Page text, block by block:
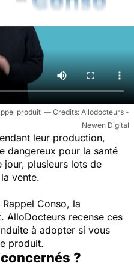
produit
Allodocteurs -
Newen Digital
leur production,
dangereux pour la santé
jour, plusieurs lots de
vente.
Conso, la
AlloDocteurs recense ces
à adopter si vous
produit.
?